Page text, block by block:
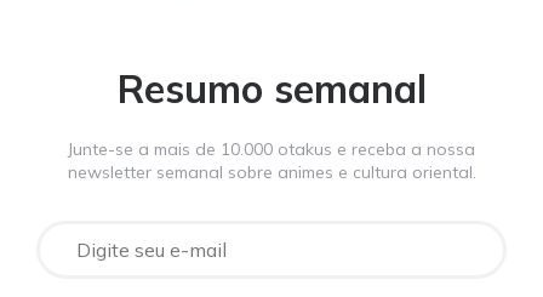
Resumo semanal
Junte-se a mais de 10.000 otakus e receba a nossa
newsletter semanal sobre animes e cultura oriental.